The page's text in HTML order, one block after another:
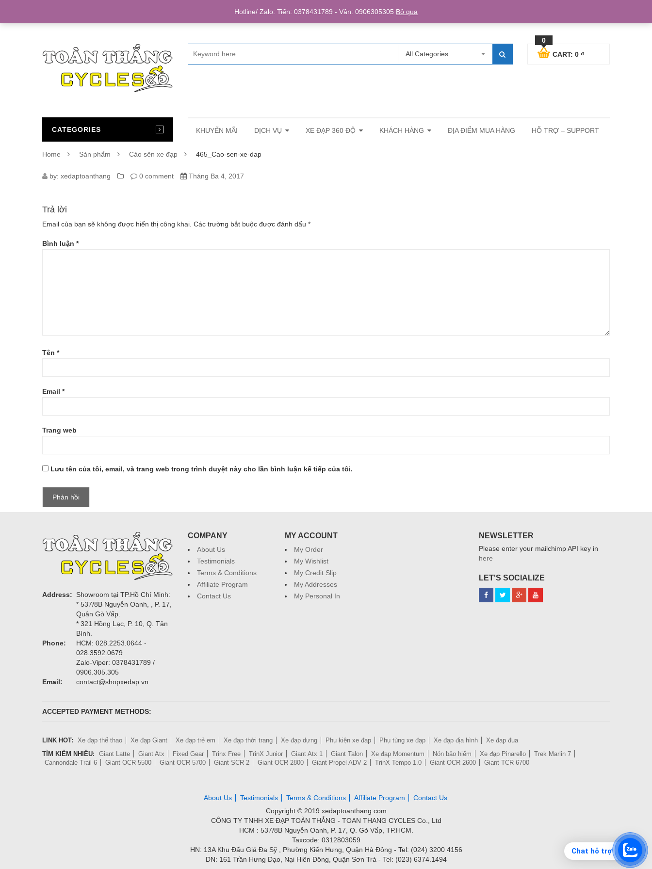
Chat hỗ trợ
Login/Register
All Categories
0
CART: 0 ₫
CATEGORIES KHUYẾN MÃI DỊCH VỤ XE ĐẠP 360 ĐỘ KHÁCH HÀNG ĐỊA ĐIỂM MUA HÀNG HỖ TRỢ – SUPPORT
Home Sản phẩm Cảo sên xe đạp 465_Cao-sen-xe-dap
465_CAO-
XE-
by: xedaptoanthang 0 comment Tháng Ba 4, 2017
Trả lời
Email của bạn sẽ không được hiển thị công khai. Các trường bắt buộc được đánh dấu *
Bình luận *
Tên *
Email *
Trang web
Lưu tên của tôi, email, và trang web trong trình duyệt này cho lần bình luận kế tiếp của tôi.
Address:
Showroom tại TP.Hồ Chí Minh:
* 537/8B Nguyễn Oanh, , P. 17,
Quận Gò Vấp.
* 321 Hồng Lạc, P. 10, Q. Tân
Bình.
Phone:
HCM: 028.2253.0644 -
028.3592.0679
Zalo-Viper: 0378431789 /
0906.305.305
Email:
contact@shopxedap.vn
COMPANY
About Us
Testimonials
Terms & Conditions
Affiliate Program
Contact Us
MY ACCOUNT
My Order
My Wishlist
My Credit Slip
My Addresses
My Personal In
NEWSLETTER
Please enter your mailchimp API key in
here
LET'S SOCIALIZE
ACCEPTED PAYMENT METHODS:
LINK HOT: Xe đạp thể thao Xe đạp Giant Xe đạp trẻ em Xe đạp thời trang Xe đạp dựng Phụ kiện xe đạp Phụ tùng xe đạp Xe đạp địa hình
Xe đạp đua
TÌM KIẾM NHIỀU:
Giant Latte Giant Atx Fixed Gear Trinx Free TrinX Junior Giant Atx 1 Giant Talon Xe đạp Momentum Nón bảo hiểm Xe đạp Pinarello
Trek Marlin 7
Cannondale Trail 6
Giant OCR 5500 Giant OCR 5700 Giant SCR 2 Giant OCR 2800 Giant Propel ADV 2 TrinX Tempo 1.0 Giant OCR 2600 Giant TCR 6700
About Us Testimonials Terms & Conditions Affiliate Program
Contact Us
Copyright © 2019 xedaptoanthang.com
CÔNG TY TNHH XE ĐẠP TOÀN THẮNG - TOAN THANG CYCLES Co., Ltd
HCM : 537/8B Nguyễn Oanh, P. 17, Q. Gò Vấp, TP.HCM.
Taxcode: 0312803059
HN: 13A Khu Đấu Giá Đa Sỹ , Phường Kiến Hưng, Quận Hà Đông - Tel: (024) 3200 4156
DN: 161 Trần Hưng Đạo, Nại Hiên Đông, Quận Sơn Trà - Tel: (023) 6374.1494
Hotline/ Zalo: Tiến: 0378431789 - Vân: 0906305305 Bỏ qua